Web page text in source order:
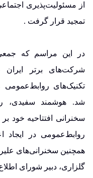
از مسئولیت‌پذیری
تمجید قرار گرفت .
در این مراسم که
شرکت‌های برتر ایران
تکنیک‌های روابط‌عمومی
شد. هوشمند سفیدی،
سخنرانی افتتاحیه خود
روابط‌عمومی در ایجاد
همچنین سخنرانی‌های
گلزاری، دبیر شورای